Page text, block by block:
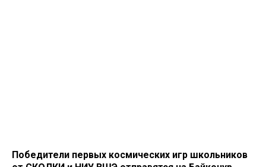
Победители первых космических игр школьников